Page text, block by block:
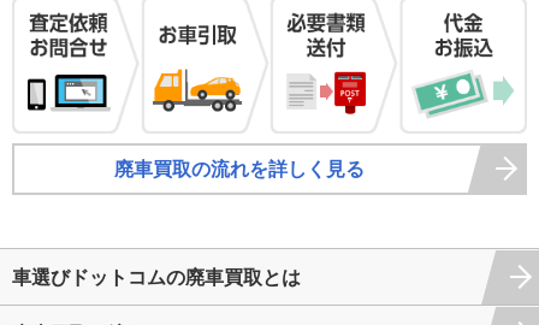
廃車買取の流れを詳しく見る
車選びドットコムの廃車買取とは